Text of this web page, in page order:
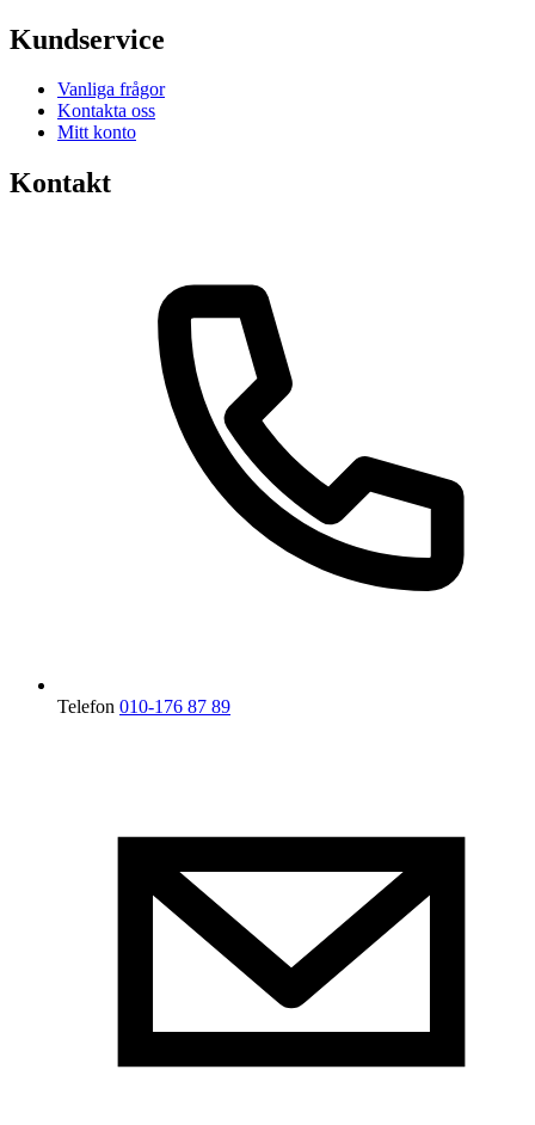
Kundservice
Vanliga frågor
Kontakta oss
Mitt konto
Kontakt
Telefon 010-176 87 89